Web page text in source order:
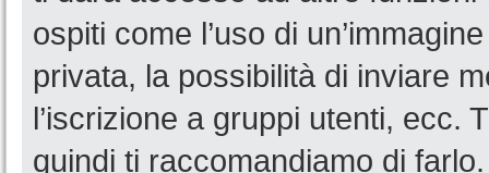
ospiti come l’uso di
privata, la possibilità di inviare
l’iscrizione a gruppi utenti, ecc.
quindi ti raccomandiamo di farlo.